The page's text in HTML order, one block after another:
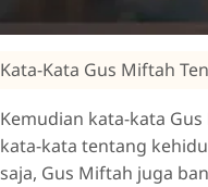
Kata-Kata Gus Miftah
Kemudian kata-kata
kata-kata tentang
saja, Gus Miftah juga